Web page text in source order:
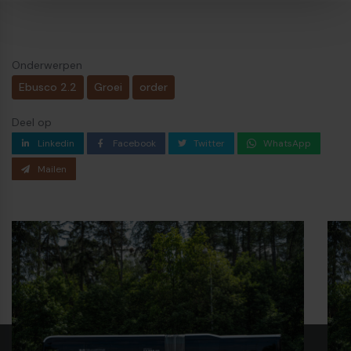
Onderwerpen
Ebusco 2.2
Groei order
Deel op
Linkedin Facebook Twitter WhatsApp
Mailen